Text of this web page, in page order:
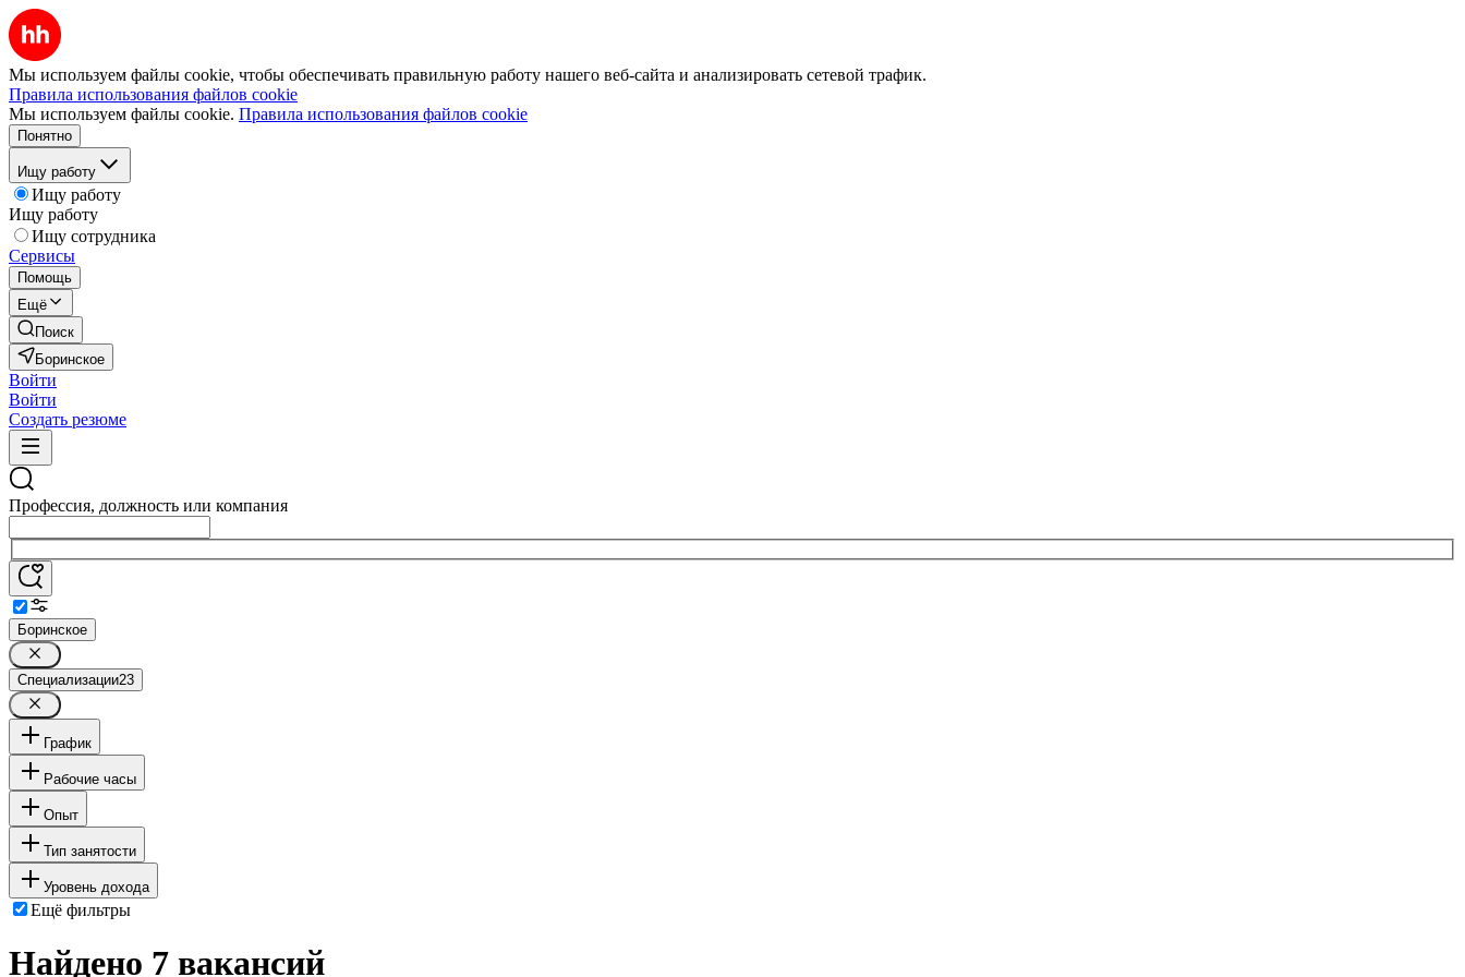
Мы используем файлы cookie, чтобы обеспечивать правильную работу нашего веб-сайта и анализировать сетевой трафик.
Правила использования файлов cookie
Мы используем файлы cookie. Правила использования файлов cookie
Понятно
Ищу работу
Ищу работу
Ищу работу
Ищу сотрудника
Сервисы
Помощь
Ещё
Поиск
Боринское
Войти
Войти
Создать резюме
Профессия, должность или компания
Боринское
Специализации23
График
Рабочие часы
Опыт
Тип занятости
Уровень дохода
Ещё фильтры
Найдено 7 вакансий